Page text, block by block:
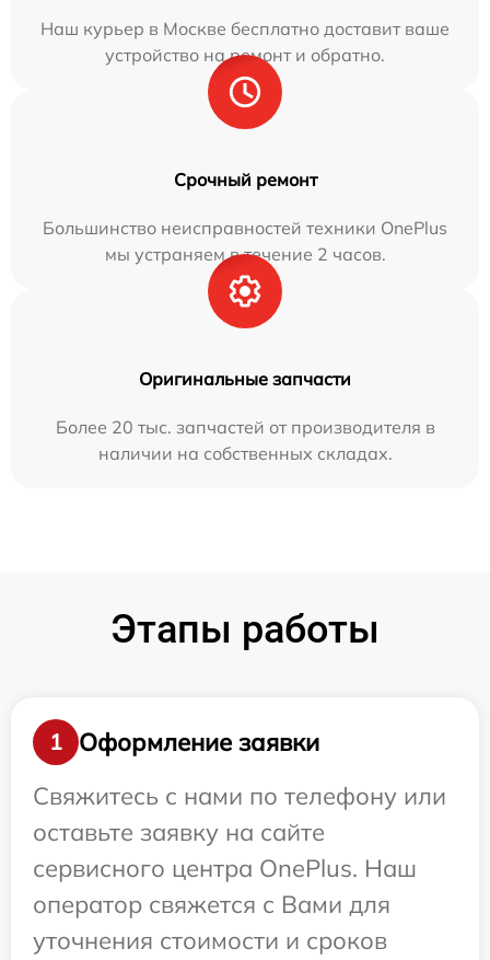
Наш курьер в Москве бесплатно доставит ваше
устройство на ремонт и обратно.
Срочный ремонт
Большинство неисправностей техники OnePlus
мы устраняем в течение 2 часов.
Оригинальные запчасти
Более 20 тыс. запчастей от производителя в
наличии на собственных складах.
Этапы работы
1
Оформление заявки
Свяжитесь с нами по телефону или
оставьте заявку на сайте
сервисного центра OnePlus. Наш
оператор свяжется с Вами для
уточнения стоимости и сроков